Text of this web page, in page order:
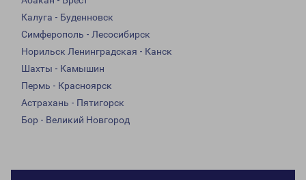
Калуга - Буденновск
Симферополь - Лесосибирск
Норильск Ленинградская - Канск
Шахты - Камышин
Пермь - Красноярск
Астрахань - Пятигорск
Бор - Великий Новгород